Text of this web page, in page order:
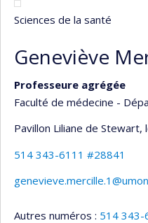
Sciences de la santé
Geneviève
Professeure agrégée
Faculté de médecine -
Pavillon Liliane de Stewart,
514 343-6111 #28841
Autres numéros : 514 343-